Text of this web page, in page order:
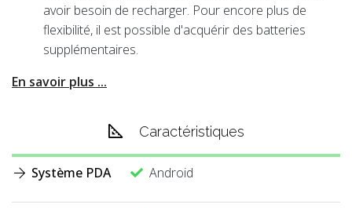
avoir besoin de recharger. Pour encore plus de
flexibilité, il est possible d'acquérir des batteries
supplémentaires.
En savoir plus ...
Caractéristiques
Système PDA Android